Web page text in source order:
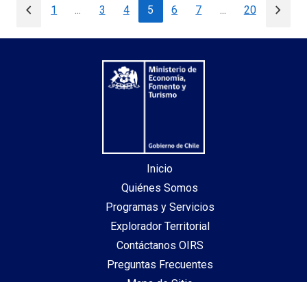
chevron_left 1 ... 3 4 5 6 7 ... 20 chevron_right
Inicio
Quiénes Somos
Programas y Servicios
Explorador Territorial
Contáctanos OIRS
Preguntas Frecuentes